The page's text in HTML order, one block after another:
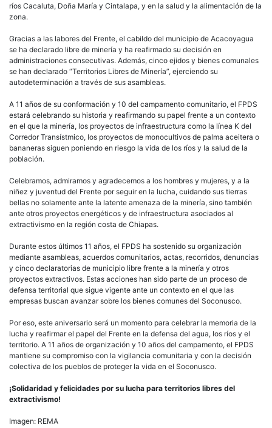
ríos Cacaluta, Doña María y Cintalapa, y en la salud y la alimentación de la
zona.
Gracias a las labores del Frente, el cabildo del municipio de Acacoyagua
se ha declarado libre de minería y ha reafirmado su decisión en
administraciones consecutivas. Además, cinco ejidos y bienes comunales
se han declarado “Territorios Libres de Minería”, ejerciendo su
autodeterminación a través de sus asambleas.
A 11 años de su conformación y 10 del campamento comunitario, el FPDS
estará celebrando su historia y reafirmando su papel frente a un contexto
en el que la minería, los proyectos de infraestructura como la línea K del
Corredor Transístmico, los proyectos de monocultivos de palma aceitera o
bananeras siguen poniendo en riesgo la vida de los ríos y la salud de la
población.
Celebramos, admiramos y agradecemos a los hombres y mujeres, y a la
niñez y juventud del Frente por seguir en la lucha, cuidando sus tierras
bellas no solamente ante la latente amenaza de la minería, sino también
ante otros proyectos energéticos y de infraestructura asociados al
extractivismo en la región costa de Chiapas.
Durante estos últimos 11 años, el FPDS ha sostenido su organización
mediante asambleas, acuerdos comunitarios, actas, recorridos, denuncias
y cinco declaratorias de municipio libre frente a la minería y otros
proyectos extractivos. Estas acciones han sido parte de un proceso de
defensa territorial que sigue vigente ante un contexto en el que las
empresas buscan avanzar sobre los bienes comunes del Soconusco.
Por eso, este aniversario será un momento para celebrar la memoria de la
lucha y reafirmar el papel del Frente en la defensa del agua, los ríos y el
territorio. A 11 años de organización y 10 años del campamento, el FPDS
mantiene su compromiso con la vigilancia comunitaria y con la decisión
colectiva de los pueblos de proteger la vida en el Soconusco.
¡Solidaridad y felicidades por su lucha para territorios libres del
extractivismo!
Imagen: REMA